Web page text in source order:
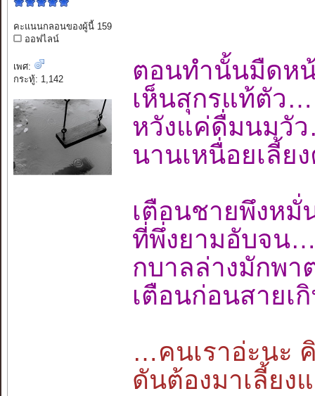
คะแนนกลอนของผู้นี้ 159
ออฟไลน์
เพศ:
กระทู้: 1,142
ตอนทำนั้นมืด
เห็นสุกรแท้ตั
หวังแค่ดื่มนม
นานเหนื่อยเลี้ย
เตือนชายพึง
ที่พึ่งยามอับจ
กบาลล่างมัก
เตือนก่อนสาย
…คนเราอ่ะนะ
ดันต้องมาเลี้ย